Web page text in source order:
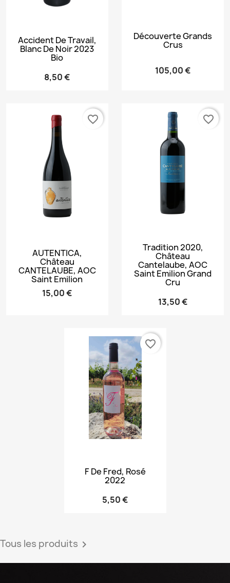
Accident De Travail,
Blanc De Noir 2023
Bio
8,50 €
Découverte Grands
Crus
105,00 €
AUTENTICA,
Château
CANTELAUBE, AOC
Saint Emilion
15,00 €
favorite_border
Tradition 2020,
Château
Cantelaube, AOC
Saint Emilion Grand
Cru
13,50 €
favorite_border
F De Fred, Rosé
2022
5,50 €
favorite_border
Tous les produits 